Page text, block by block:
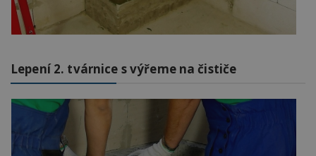
Lepení 2. tvárnice s výřeme na čističe